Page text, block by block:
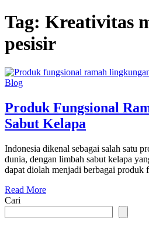
Tag: Kreativitas
pesisir
Blog
Produk Fungsional
Sabut Kelapa
Indonesia dikenal sebagai salah satu
dunia, dengan limbah sabut kelapa
dapat diolah menjadi berbagai produk
Read More
Cari